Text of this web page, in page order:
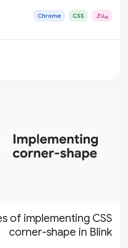
وبلاگ CSS
Chrome
of implementing CSS
corner-shape in Blink